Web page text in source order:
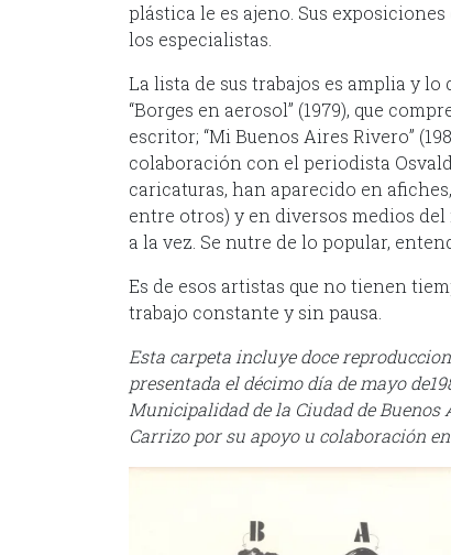
plástica le es ajeno. Sus
los especialistas.
La lista de sus trabajos es amplia y lo
“Borges en aerosol” (1979), que
escritor; “Mi Buenos Aires Rivero”
colaboración con el periodista
caricaturas, han aparecido en
entre otros) y en diversos medios
a la vez. Se nutre de lo popular,
Es de esos artistas que no tienen
trabajo constante y sin pausa.
Esta carpeta incluye doce
presentada el décimo día de mayo
Municipalidad de la Ciudad de
Carrizo por su apoyo u colaboración